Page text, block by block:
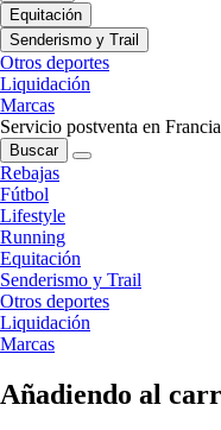
Equitación
Senderismo y Trail
Otros deportes
Liquidación
Marcas
Servicio postventa en Francia
Buscar
Rebajas
Fútbol
Lifestyle
Running
Equitación
Senderismo y Trail
Otros deportes
Liquidación
Marcas
Añadiendo al